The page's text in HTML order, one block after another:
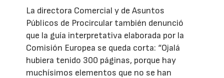
La directora Comercial y de Asuntos
Públicos de Procircular también denunció
que la guía interpretativa elaborada por la
Comisión Europea se queda corta: “Ojalá
hubiera tenido 300 páginas, porque hay
muchísimos elementos que no se han